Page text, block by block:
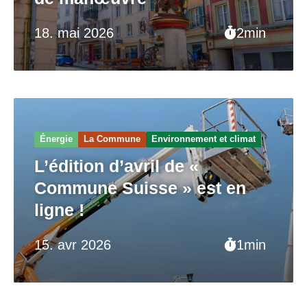
18. mai 2026 2min
15. avr 2026 1min
Énergie La Commune Environnement et climat
L’édition d’avril de «
Commune Suisse » est en
ligne !